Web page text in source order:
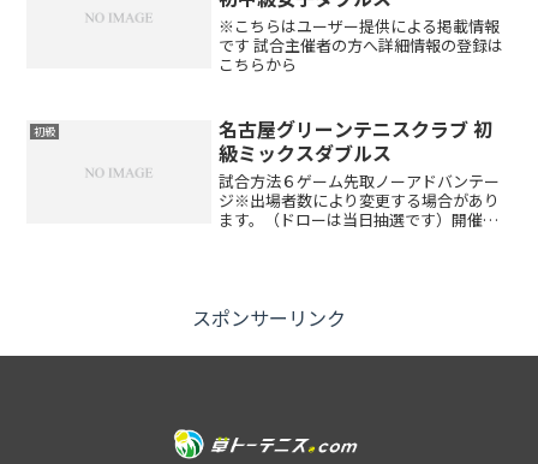
※こちらはユーザー提供による掲載情報
です 試合主催者の方へ詳細情報の登録は
こちらから
初級
名古屋グリーンテニスクラブ 初
級ミックスダブルス
試合方法６ゲーム先取ノーアドバンテー
ジ※出場者数により変更する場合があり
ます。（ドローは当日抽選です）開催時
スポンサーリンク